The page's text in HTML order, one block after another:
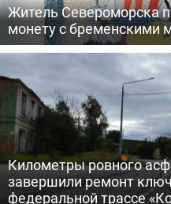
Житель Североморска
монету с бременскими
Километры ровного
завершили ремонт
федеральной трассе